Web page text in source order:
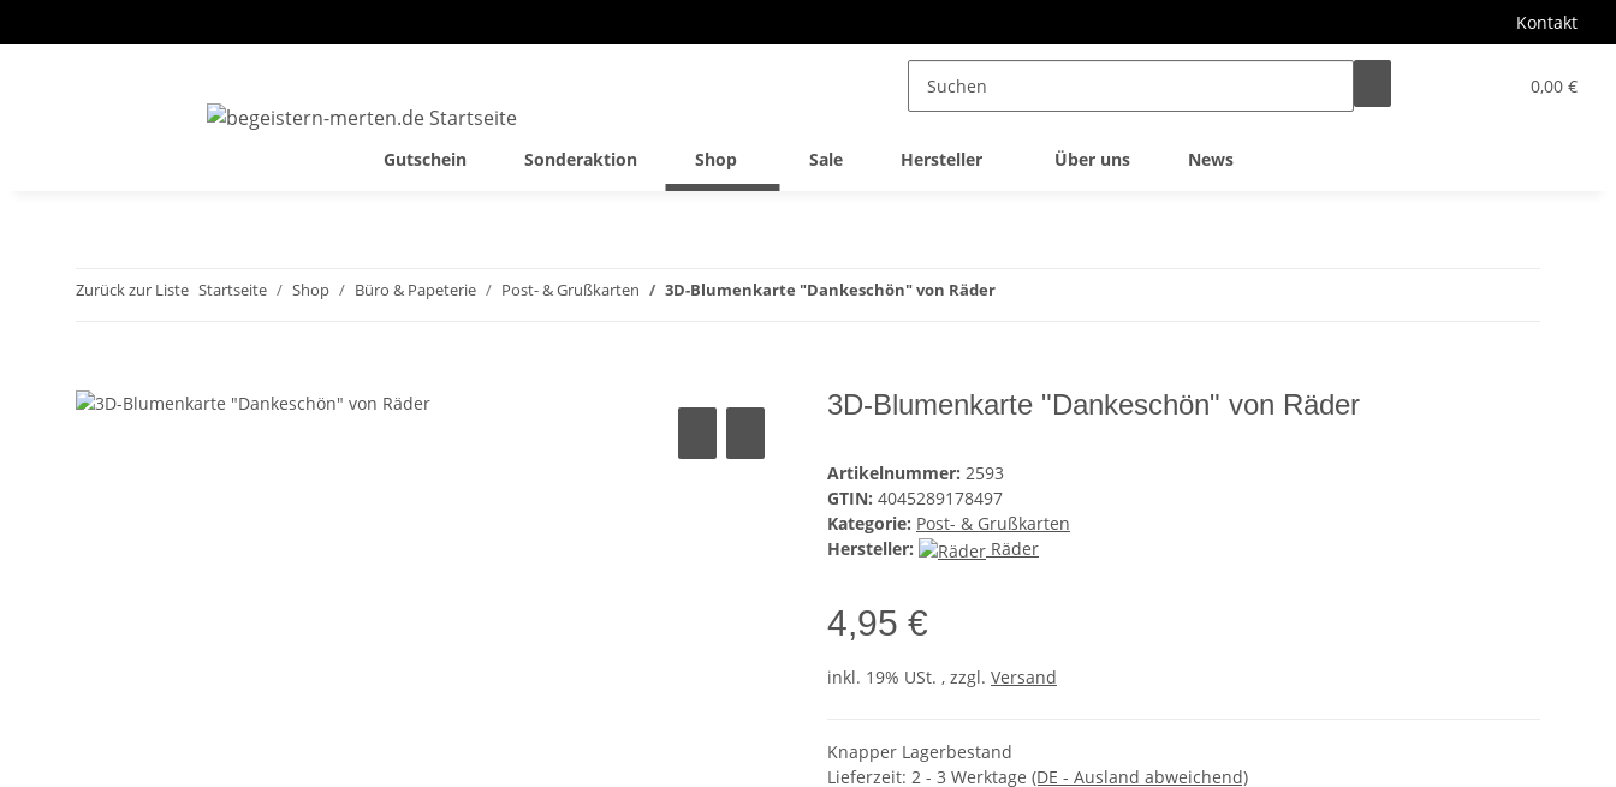
Kontakt
0,00 €
Gutschein Sonderaktion Shop Sale Hersteller Über uns News
Zurück zur Liste Startseite Shop Büro & Papeterie Post- & Grußkarten 3D-Blumenkarte "Dankeschön" von Räder
3D-Blumenkarte "Dankeschön" von Räder
Artikelnummer: 2593
GTIN: 4045289178497
Kategorie: Post- & Grußkarten
Hersteller:
Räder
4,95 €
inkl. 19% USt. , zzgl. Versand
Knapper Lagerbestand
Lieferzeit: 2 - 3 Werktage (DE - Ausland abweichend)